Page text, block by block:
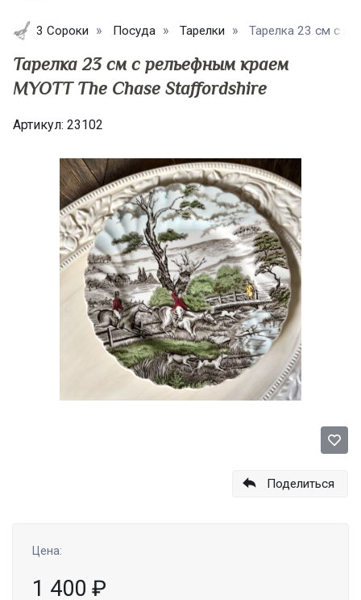
3 Сороки Посуда Тарелки ​Тарелка 23 см с
​Тарелка 23 см с рельефным краем
MYOTT The Chase Staffordshire
Артикул: 23102
Поделиться
Цена:
1 400 ₽